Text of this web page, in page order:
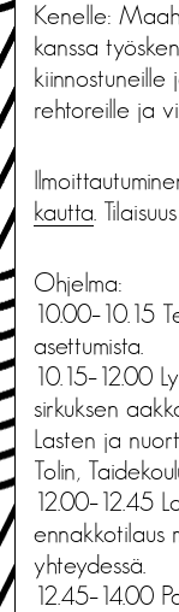
Kenelle:
kanssa
kiinnostuneille
rehtoreille ja
kautta .
Ohjelma:
10.00–10.15
asettumista.
10.15–12.00
sirkuksen
Lasten ja
Tolin,
12.00–12.45
ennakkotilaus
yhteydessä.
12.45–14.00